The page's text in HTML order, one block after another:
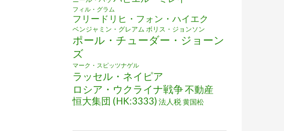
フィル・グラム
フリードリヒ・フォン・ハイエク
ベンジャミン・グレアム ボリス・ジョンソン
ポール・チューダー・ジョーン
ズ
マーク・スピッツナゲル
ラッセル・ネイピア
ロシア・ウクライナ戦争不動産
恒大集団 (HK:3333) 法人税黄国松